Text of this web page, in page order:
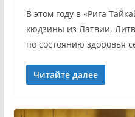
В этом году в «Рига
кюдзины из Латвии,
по состоянию здоровья
Читайте далее